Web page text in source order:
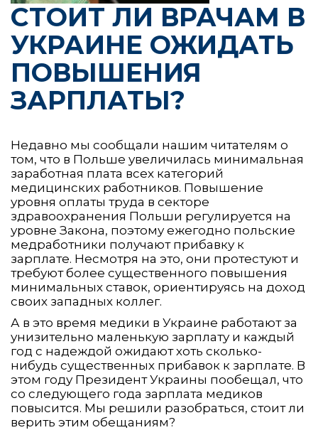
СТОИТ ЛИ ВРАЧАМ В
УКРАИНЕ ОЖИДАТЬ
ПОВЫШЕНИЯ
ЗАРПЛАТЫ?
Недавно мы сообщали нашим читателям о
том, что в Польше увеличилась минимальная
заработная плата всех категорий
медицинских работников. Повышение
уровня оплаты труда в секторе
здравоохранения Польши регулируется на
уровне Закона, поэтому ежегодно польские
медработники получают прибавку к
зарплате. Несмотря на это, они протестуют и
требуют более существенного повышения
минимальных ставок, ориентируясь на доход
своих западных коллег.
А в это время медики в Украине работают за
унизительно маленькую зарплату и каждый
год с надеждой ожидают хоть сколько-
нибудь существенных прибавок к зарплате. В
этом году Президент Украины пообещал, что
со следующего года зарплата медиков
повысится. Мы решили разобраться, стоит ли
верить этим обещаниям?